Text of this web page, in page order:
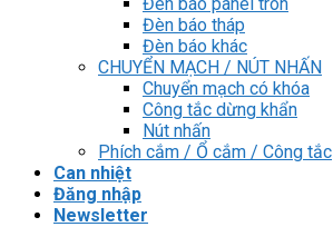
Đèn báo tháp
Đèn báo khác
CHUYỂN MẠCH / NÚT NHẤN
Chuyển mạch có khóa
Công tắc dừng khẩn
Nút nhấn
Phích cắm / Ổ cắm / Công tắc
Can nhiệt
Đăng nhập
Newsletter